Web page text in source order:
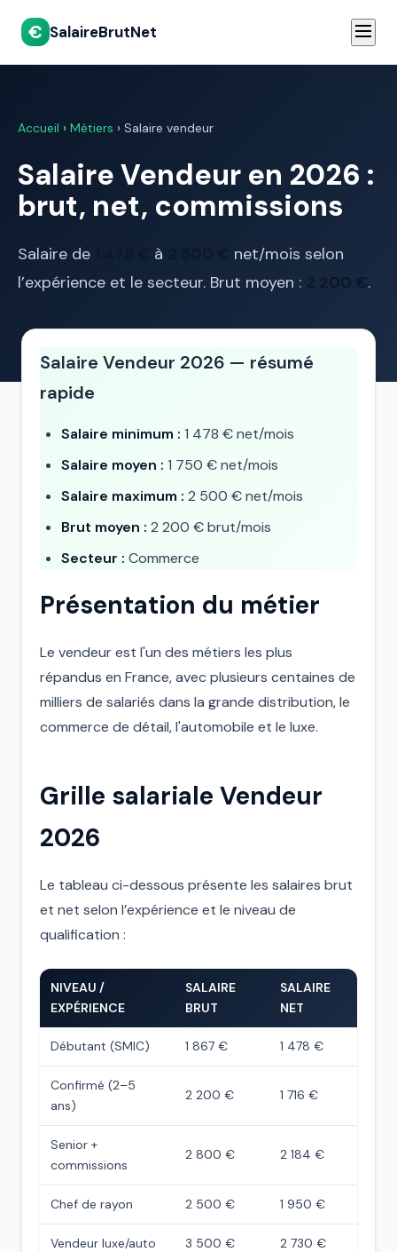
€ SalaireBrutNet
Accueil › Métiers › Salaire vendeur
Salaire Vendeur en 2026 :
brut, net, commissions
Salaire de à
net/mois selon
l’expérience et le secteur. Brut moyen :
2 200 € .
Salaire Vendeur 2026 — résumé
rapide
Salaire minimum : 1 478 € net/mois
Salaire moyen : 1 750 € net/mois
Salaire maximum : 2 500 € net/mois
Brut moyen : 2 200 € brut/mois
Secteur : Commerce
Présentation du métier
Le vendeur est l'un des métiers les plus
répandus en France, avec plusieurs centaines de
milliers de salariés dans la grande distribution, le
commerce de détail, l'automobile et le luxe.
Grille salariale Vendeur
2026
Le tableau ci-dessous présente les salaires brut
et net selon l’expérience et le niveau de
qualification :
NIVEAU /
EXPÉRIENCE
SALAIRE
BRUT
SALAIRE
NET
Débutant (SMIC) 1 867 € 1 478 €
Confirmé (2–5
ans)
2 200 € 1 716 €
Senior +
commissions
2 800 € 2 184 €
Chef de rayon 2 500 € 1 950 €
Vendeur luxe/auto 3 500 € 2 730 €